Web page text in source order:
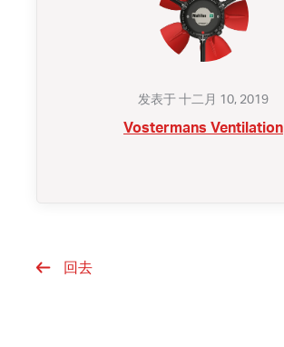
发表于 十二月 10, 2019
Vostermans Ventilation
回去